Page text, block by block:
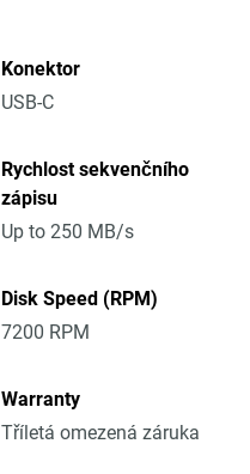
Konektor
USB-C
Rychlost sekvenčního
zápisu
Up to 250 MB/s
Disk Speed (RPM)
7200 RPM
Warranty
Tříletá omezená záruka